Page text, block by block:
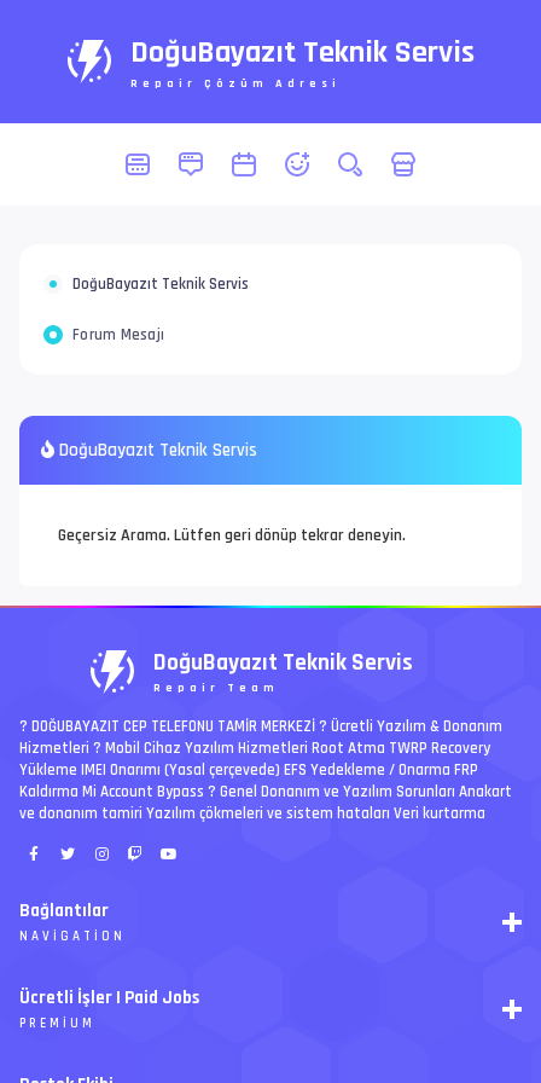
DoğuBayazıt Teknik Servis
Repair Çözüm Adresi
DoğuBayazıt Teknik Servis
Forum Mesajı
DoğuBayazıt Teknik Servis
Geçersiz Arama. Lütfen geri dönüp tekrar deneyin.
DoğuBayazıt Teknik Servis
Repair Team
? DOĞUBAYAZIT CEP TELEFONU TAMİR MERKEZİ ?️ Ücretli Yazılım & Donanım
Hizmetleri ? Mobil Cihaz Yazılım Hizmetleri Root Atma TWRP Recovery
Yükleme IMEI Onarımı (Yasal çerçevede) EFS Yedekleme / Onarma FRP
Kaldırma Mi Account Bypass ? Genel Donanım ve Yazılım Sorunları Anakart
ve donanım tamiri Yazılım çökmeleri ve sistem hataları Veri kurtarma
Bağlantılar
NAVIGATION
Arşiv
Ajanda
Ücretli İşler | Paid Jobs
PREMIUM